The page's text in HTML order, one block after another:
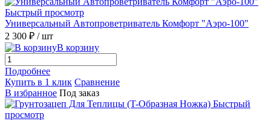
Быстрый просмотр
Универсальный Автопроветриватель Комфорт "Аэро-100"
2 300 ₽ / шт
В корзину
Подробнее
Купить в 1 клик Сравнение
В избранное Под заказ
Быстрый
просмотр